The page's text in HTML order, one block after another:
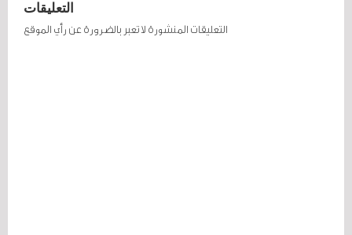
التعليقات
التعليقات المنشورة لا تعبر بالضرورة عن رأي الموقع